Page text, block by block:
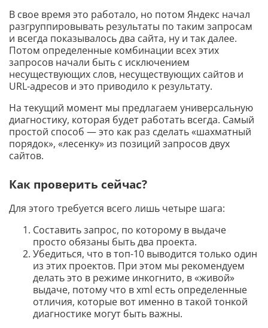
В свое время это работало, но потом Яндекс начал
разгруппировывать результаты по таким запросам
и всегда показывалось два сайта, ну и так далее.
Потом определенные комбинации всех этих
запросов начали быть с исключением
несуществующих слов, несуществующих сайтов и
URL-адресов и это приводило к результату.
На текущий момент мы предлагаем универсальную
диагностику, которая будет работать всегда. Самый
простой способ — это как раз сделать «шахматный
порядок», «лесенку» из позиций запросов двух
сайтов.
Как проверить сейчас?
Для этого требуется всего лишь четыре шага:
Составить запрос, по которому в выдаче
просто обязаны быть два проекта.
Убедиться, что в топ-10 выводится только один
из этих проектов. При этом мы рекомендуем
делать это в режиме инкогнито, в «живой»
выдаче, потому что в xml есть определенные
отличия, которые вот именно в такой тонкой
диагностике могут быть важны.